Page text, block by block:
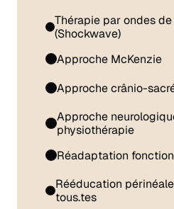
Thérapie par ondes
(Shockwave)
Approche McKenzie
Approche crânio-
Approche
physiothérapie
Réadaptation
Rééducation
tous.tes